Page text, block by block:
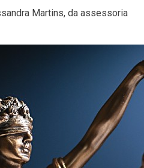
Martins, da assessoria